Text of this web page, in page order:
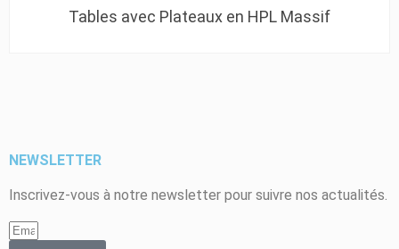
Tables avec Plateaux en HPL Massif
NEWSLETTER
Inscrivez-vous à notre newsletter pour suivre nos actualités.